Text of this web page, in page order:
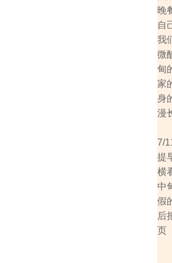
晚
自
我
微
甸
家
身
漫
7/
提
横
中
假
后
页